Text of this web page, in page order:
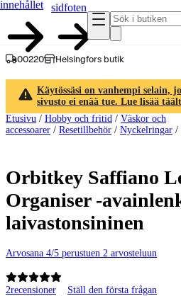
innehållet
sidfoten
00220 Helsingfors butik
Käytössäsi on vanhempi selain,
sivusto ei enää tue. Lue lisää
Etusivu / Hobby och fritid / Väskor och
accessoarer / Resetillbehör / Nyckelringar /
Orbitkey Saffiano
Organiser -
laivastonsininen
Arvosana 4/5 perustuen 2 arvosteluun
2recensioner Ställ den första frågan